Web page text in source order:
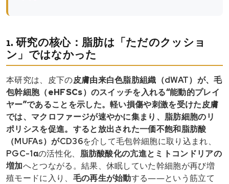
1. 研究の核心：脂肪は「ただのクッショ
ン」ではなかった
本研究は、皮下の皮膚由来白色脂肪組織（dWAT） が、毛
包幹細胞（eHFSCs）のスイッチを入れる“能動的プレイ
ヤー”であることを示した。軽い損傷や刺激を受けた皮膚
では、 マクロファージが速やかに集まり、脂肪細胞のリ
ポリシスを促進。すると放出された一価不飽和脂肪酸
（MUFAs）がCD36を介して毛包幹細胞に取り込まれ、
PGC-1αの活性化、 脂肪酸酸化の亢進とミトコンドリアの
増加へとつながる。結果、休眠していた幹細胞が再び増
殖モードに入り、 毛の再生が始動する――という筋立て